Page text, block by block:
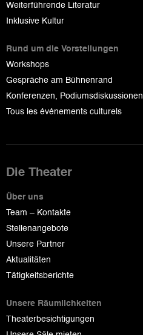
Weiterführende Literatur
Inklusive Kultur
Rund um die Vorstellungen
Workshops
Gespräche am Bühnenrand
Konferenzen, Podiumsdiskussionen
Tous les événements culturels
Die Theater
Über uns
Team – Kontakte
Stellenangebote
Unsere Partner
Aktualitäten
Tätigkeitsberichte
Unsere Räumlichkeiten
Theaterbesichtigungen